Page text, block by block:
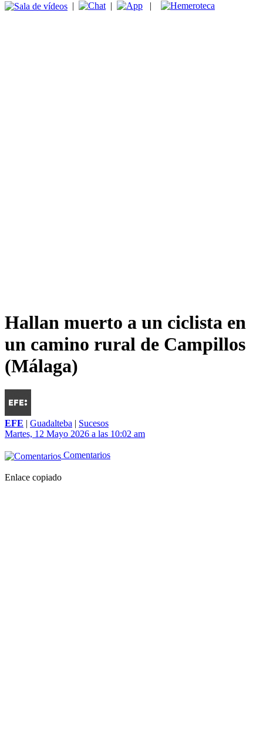
| | |
Hallan muerto a un ciclista en
un camino rural de Campillos
(Málaga)
EFE | Guadalteba | Sucesos
Martes, 12 Mayo 2026 a las 10:02 am
Comentarios
Enlace copiado